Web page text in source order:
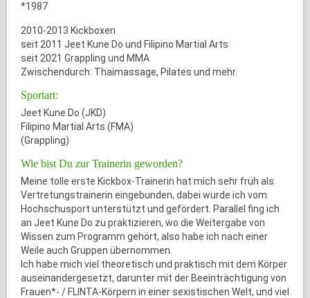
*1987
2010-2013 Kickboxen
seit 2011 Jeet Kune Do und Filipino Martial Arts
seit 2021 Grappling und MMA
Zwischendurch: Thaimassage, Pilates und mehr.
Sportart:
Jeet Kune Do (JKD)
Filipino Martial Arts (FMA)
(Grappling)
Wie bist Du zur Trainerin geworden?
Meine tolle erste Kickbox-Trainerin hat mich sehr früh als
Vertretungstrainerin eingebunden, dabei wurde ich vom
Hochschusport unterstützt und gefördert. Parallel fing ich
an Jeet Kune Do zu praktizieren, wo die Weitergabe von
Wissen zum Programm gehört, also habe ich nach einer
Weile auch Gruppen übernommen.
Ich habe mich viel theoretisch und praktisch mit dem Körper
auseinandergesetzt, darunter mit der Beeinträchtigung von
Frauen*- / FLINTA-Körpern in einer sexistischen Welt, und viel